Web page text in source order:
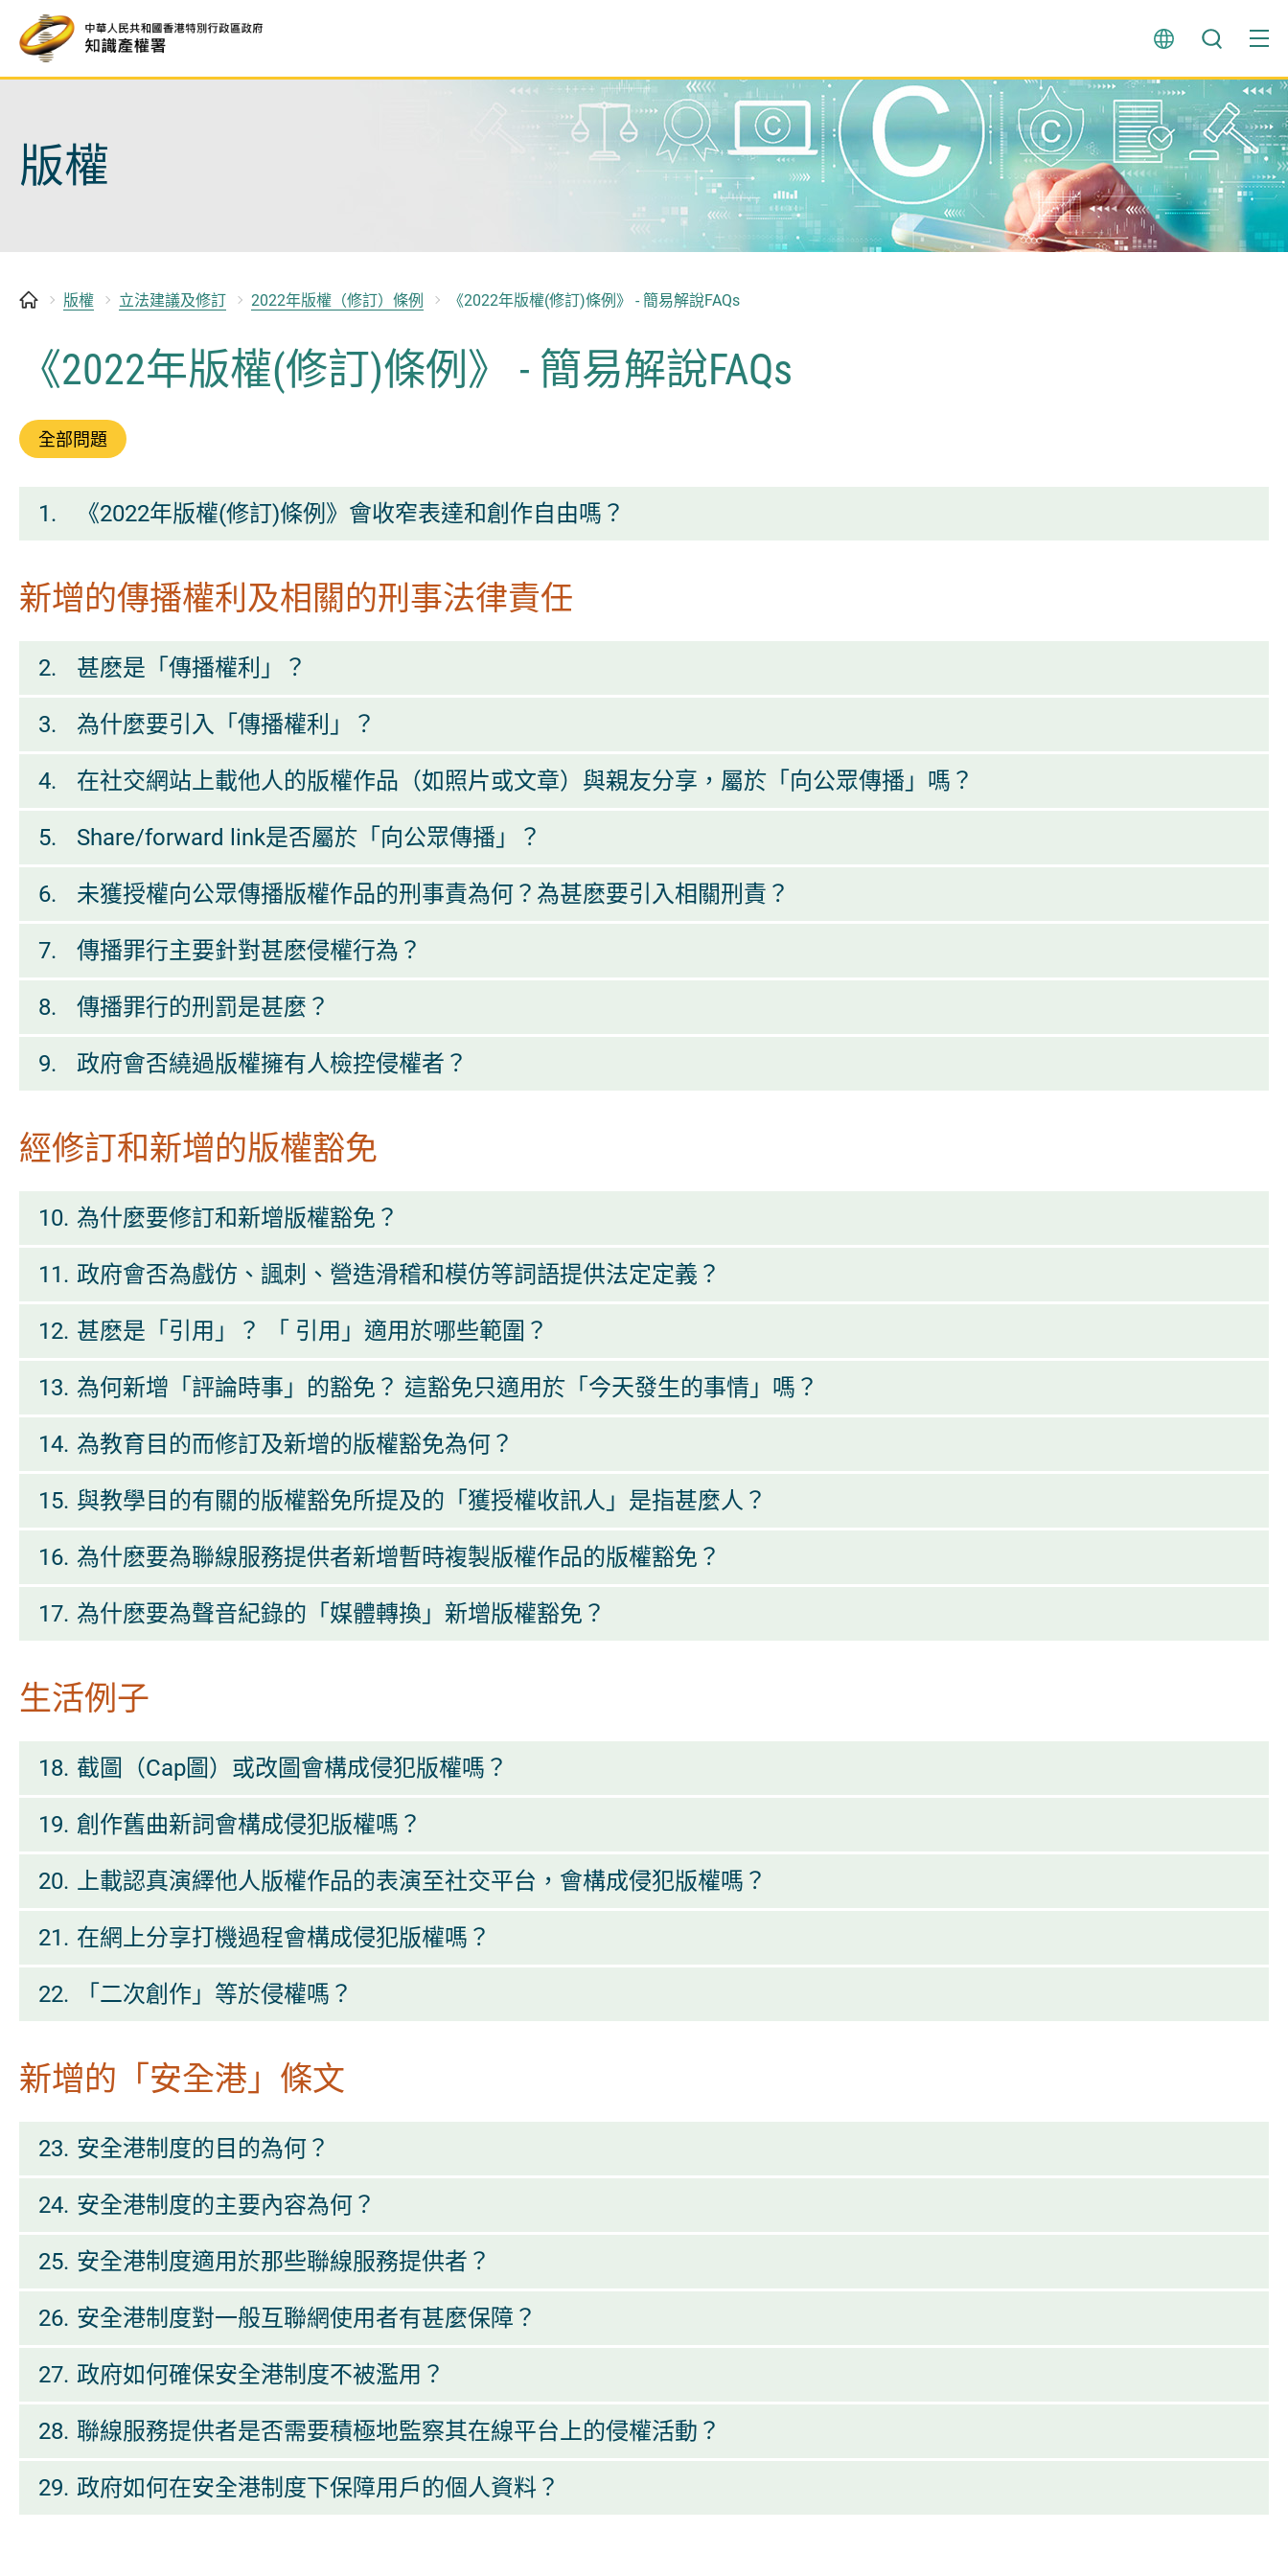
容
版權
版權 立法建議及修訂 2022年版權（修訂）條例 《2022年版權(修訂)條例》 - 簡易解說FAQs
《2022年版權(修訂)條例》 - 簡易解說FAQs
全部問題
1. 《2022年版權(修訂)條例》會收窄表達和創作自由嗎？
新增的傳播權利及相關的刑事法律責任
2. 甚麽是「傳播權利」？
3. 為什麼要引入「傳播權利」？
4. 在社交網站上載他人的版權作品（如照片或文章）與親友分享，屬於「向公眾傳播」嗎？
5. Share/forward link是否屬於「向公眾傳播」？
6. 未獲授權向公眾傳播版權作品的刑事責為何？為甚麽要引入相關刑責？
7. 傳播罪行主要針對甚麽侵權行為？
8. 傳播罪行的刑罰是甚麼？
9. 政府會否繞過版權擁有人檢控侵權者？
經修訂和新增的版權豁免
10. 為什麼要修訂和新增版權豁免？
11. 政府會否為戲仿、諷刺、營造滑稽和模仿等詞語提供法定定義？
12. 甚麽是「引用」？ 「 引用」適用於哪些範圍？
13. 為何新增「評論時事」的豁免？ 這豁免只適用於「今天發生的事情」嗎？
14. 為教育目的而修訂及新增的版權豁免為何？
15. 與教學目的有關的版權豁免所提及的「獲授權收訊人」是指甚麼人？
16. 為什麽要為聯線服務提供者新增暫時複製版權作品的版權豁免？
17. 為什麽要為聲音紀錄的「媒體轉換」新增版權豁免？
生活例子
18. 截圖（Cap圖）或改圖會構成侵犯版權嗎？
19. 創作舊曲新詞會構成侵犯版權嗎？
20. 上載認真演繹他人版權作品的表演至社交平台，會構成侵犯版權嗎？
21. 在網上分享打機過程會構成侵犯版權嗎？
22. 「二次創作」等於侵權嗎？
新增的「安全港」條文
23. 安全港制度的目的為何？
24. 安全港制度的主要內容為何？
25. 安全港制度適用於那些聯線服務提供者？
26. 安全港制度對一般互聯網使用者有甚麼保障？
27. 政府如何確保安全港制度不被濫用？
28. 聯線服務提供者是否需要積極地監察其在線平台上的侵權活動？
29. 政府如何在安全港制度下保障用戶的個人資料？